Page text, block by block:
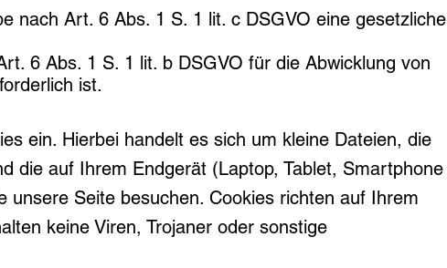
nach Art. 6 Abs. 1 S. 1 lit. c DSGVO eine gesetzliche
6 Abs. 1 S. 1 lit. b DSGVO für die Abwicklung von
ist.
ein. Hierbei handelt es sich um kleine Dateien, die
die auf Ihrem Endgerät (Laptop, Tablet, Smartphone
unsere Seite besuchen. Cookies richten auf Ihrem
keine Viren, Trojaner oder sonstige